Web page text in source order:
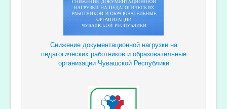
Снижение документационной нагрузки на
педагогических работников и образовательные
организации Чувашской Республики